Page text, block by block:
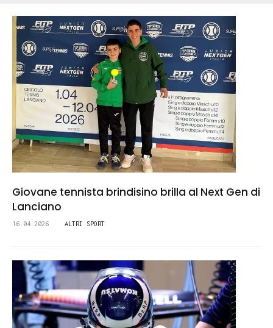
Giovane tennista brindisino brilla al Next Gen di
Lanciano
16.04.2026 ALTRI SPORT